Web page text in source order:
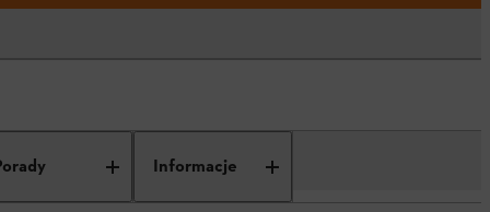
Informacje